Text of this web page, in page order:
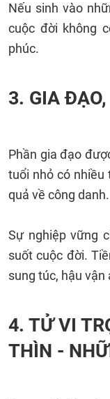
Nếu sinh vào
cuộc đời không
phúc.
3. GIA
Phần gia đạo
tuổi nhỏ có nhiều
quả về công danh.
Sự nghiệp vững
suốt cuộc đời.
sung túc, hậu vận
4. TỬ VI
THÌN -